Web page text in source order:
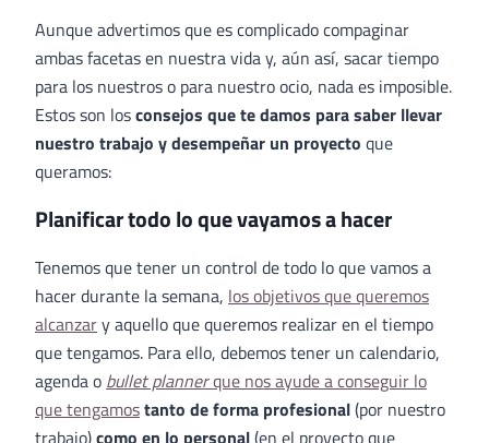
Aunque advertimos que es complicado compaginar
ambas facetas en nuestra vida y, aún así, sacar tiempo
para los nuestros o para nuestro ocio, nada es imposible.
Estos son losconsejos que te damos para saber llevar
nuestro trabajo y desempeñar un proyecto que
queramos:
Planificar todo lo que vayamos a hacer
Tenemos que tener un control de todo lo que vamos a
hacer durante la semana, los objetivos que queremos
alcanzary aquello que queremos realizar en el tiempo
que tengamos. Para ello, debemos tener un calendario,
agenda o bullet plannerque nos ayude a conseguir lo
que tengamostanto de forma profesional(por nuestro
trabajo)como en lo personal(en el proyecto que